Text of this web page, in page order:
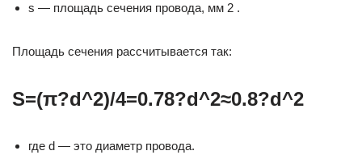
s — площадь сечения провода, мм 2 .
Площадь сечения рассчитывается так:
S=(π?d^2)/4=0.78?d^2≈0.8?d^2
где d — это диаметр провода.